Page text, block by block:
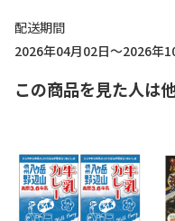
配送期間
2026年04月02日～2026年
この商品を見た人は